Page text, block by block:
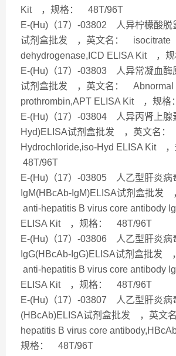
Kit ，规格： 48T/96T
E-(Hu)（17）-03802 人异柠檬酸脱
试剂盒批发 ，英文名： isocitrate
dehydrogenase,ICD ELISA Kit ，
E-(Hu)（17）-03803 人异常凝血酶
试剂盒批发 ，英文名： Abnormal
prothrombin,APT ELISA Kit ，规
E-(Hu)（17）-03804 人异丙肾上腺
Hyd)ELISA试剂盒批发 ，英文名
Hydrochloride,iso-Hyd ELISA Kit ，
48T/96T
E-(Hu)（17）-03805 人乙型肝炎病
IgM(HBcAb-IgM)ELISA试剂盒批发
anti-hepatitis B virus core antibody
ELISA Kit ，规格： 48T/96T
E-(Hu)（17）-03806 人乙型肝炎病
IgG(HBcAb-IgG)ELISA试剂盒批发
anti-hepatitis B virus core antibody
ELISA Kit ，规格： 48T/96T
E-(Hu)（17）-03807 人乙型肝炎病
(HBcAb)ELISA试剂盒批发 ，英文
hepatitis B virus core
规格： 48T/96T